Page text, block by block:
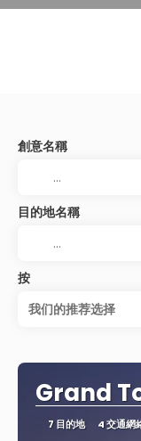
創意名稱
目的地名稱
按
我们的推荐选择
Grand
7 目的地 4 交通網